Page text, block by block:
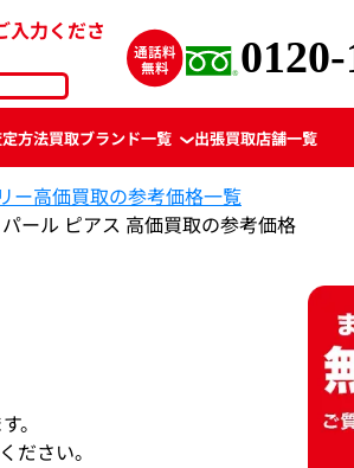
入力くださ
方法買取ブランド一覧 出張買取店舗一覧
ー高価買取の参考価格一覧
ール ピアス 高価買取の参考価格
。
ださい。